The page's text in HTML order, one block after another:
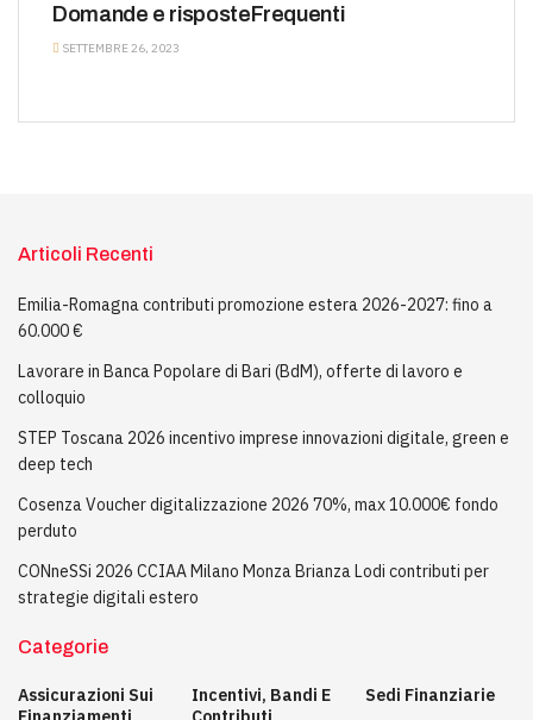
Domande e risposteFrequenti
SETTEMBRE 26, 2023
Articoli Recenti
Emilia-Romagna contributi promozione estera 2026-2027: fino a
60.000 €
Lavorare in Banca Popolare di Bari (BdM), offerte di lavoro e
colloquio
STEP Toscana 2026 incentivo imprese innovazioni digitale, green e
deep tech
Cosenza Voucher digitalizzazione 2026 70%, max 10.000€ fondo
perduto
CONneSSi 2026 CCIAA Milano Monza Brianza Lodi contributi per
strategie digitali estero
Categorie
Assicurazioni Sui
Incentivi, Bandi E
Sedi Finanziarie